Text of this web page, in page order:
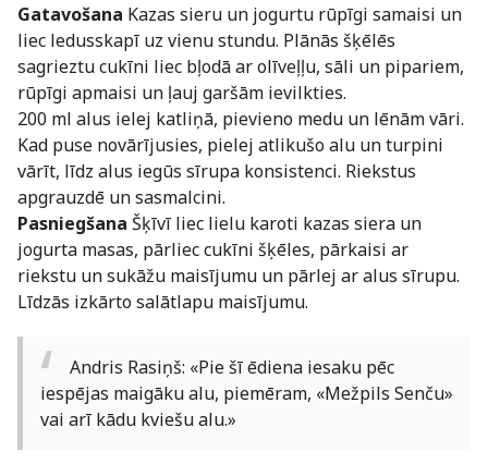
Gatavošana Kazas sieru un jogurtu rūpīgi samaisi un
liec ledusskapī uz vienu stundu. Plānās šķēlēs
sagrieztu cukīni liec bļodā ar olīveļļu, sāli un pipariem,
rūpīgi apmaisi un ļauj garšām ievilkties.
200 ml alus ielej katliņā, pievieno medu un lēnām vāri.
Kad puse novārījusies, pielej atlikušo alu un turpini
vārīt, līdz alus iegūs sīrupa konsistenci. Riekstus
apgrauzdē un sasmalcini.
Pasniegšana Šķīvī liec lielu karoti kazas siera un
jogurta masas, pārliec cukīni šķēles, pārkaisi ar
riekstu un sukāžu maisījumu un pārlej ar alus sīrupu.
Līdzās izkārto salātlapu maisījumu.
Andris Rasiņš: «Pie šī ēdiena iesaku pēc
iespējas maigāku alu, piemēram, «Mežpils Senču»
vai arī kādu kviešu alu.»